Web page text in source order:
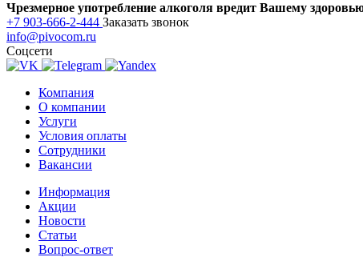
Чрезмерное употребление алкоголя вредит Вашему
+7 903-666-2-444 Заказать звонок
info@pivocom.ru
Соцсети
Компания
О компании
Услуги
Условия оплаты
Сотрудники
Вакансии
Информация
Акции
Новости
Статьи
Вопрос-ответ